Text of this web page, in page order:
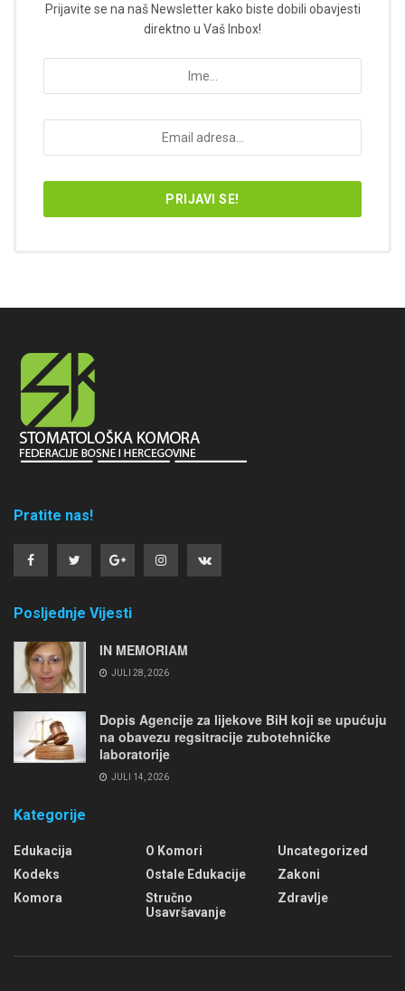
Prijavite se na naš Newsletter kako biste dobili obavjesti
direktno u Vaš Inbox!
Pratite nas!
Posljednje Vijesti
IN MEMORIAM
JULI 28, 2026
Dopis Agencije za lijekove BiH koji se upućuju
na obavezu regsitracije zubotehničke
laboratorije
JULI 14, 2026
Kategorije
Edukacija
Kodeks
Komora
O Komori
Ostale Edukacije
Stručno
Usavršavanje
Uncategorized
Zakoni
Zdravlje